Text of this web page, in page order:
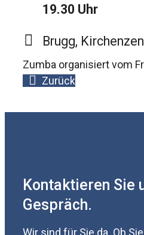
19.30 Uhr
Brugg,
Zumba organisiert vom
Zurück
Kontaktieren Sie
Gespräch.
Wir sind für Sie da. Ob